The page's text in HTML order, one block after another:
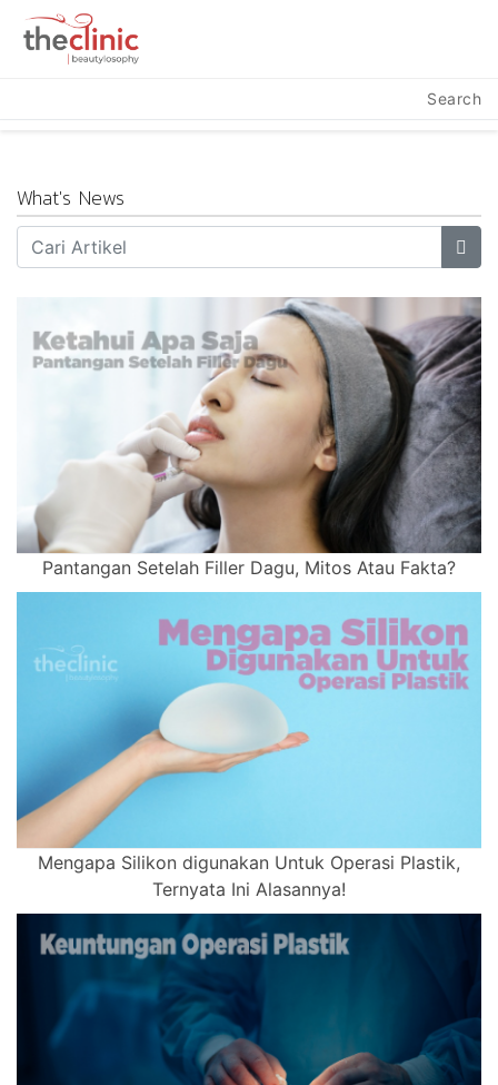
Search
What's News
Pantangan Setelah Filler Dagu, Mitos Atau Fakta?
Mengapa Silikon digunakan Untuk Operasi Plastik,
Ternyata Ini Alasannya!